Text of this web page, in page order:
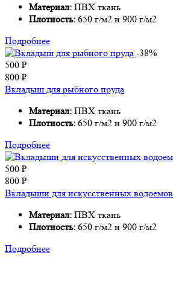
Материал: ПВХ ткань
Плотность: 650 г/м2 и 900 г/м2
Подробнее
-38%
500 ₽
800 ₽
Вкладыш для рыбного пруда
Материал: ПВХ ткань
Плотность: 650 г/м2 и 900 г/м2
Подробнее
500 ₽
800 ₽
Вкладыши для искусственных водоемов
Материал: ПВХ ткань
Плотность: 650 г/м2 и 900 г/м2
Подробнее